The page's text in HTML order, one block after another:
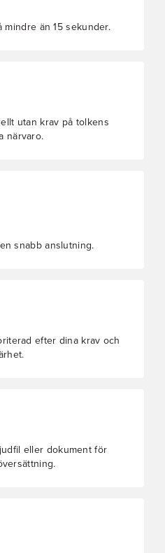
än 15 sekunder.
utan krav på tolkens
närvaro.
snabb anslutning.
efter dina krav och
eller dokument för